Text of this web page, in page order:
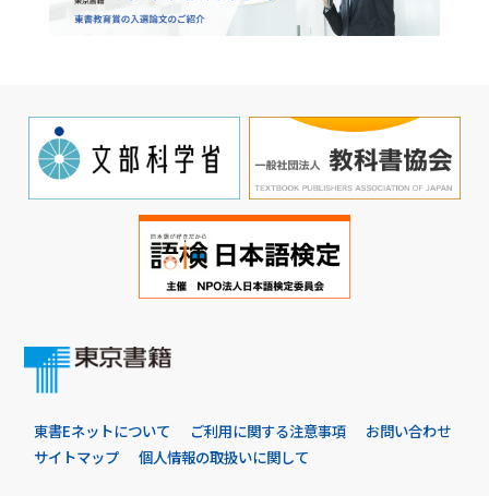
東書Eネットについて ご利用に関する注意事項
お問い合わせ
サイトマップ
個人情報の取扱いに関して